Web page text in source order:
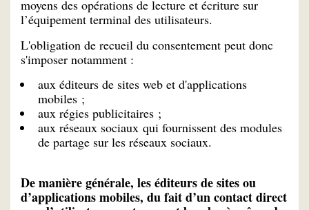
moyens des opérations de lecture et écriture sur
l’équipement terminal des utilisateurs.
L'obligation de recueil du consentement peut donc
s'imposer notamment :
aux éditeurs de sites web et d'applications
mobiles ;
aux régies publicitaires ;
aux réseaux sociaux qui fournissent des modules
de partage sur les réseaux sociaux.
De manière générale, les éditeurs de sites ou
d’applications mobiles, du fait d’un contact direct